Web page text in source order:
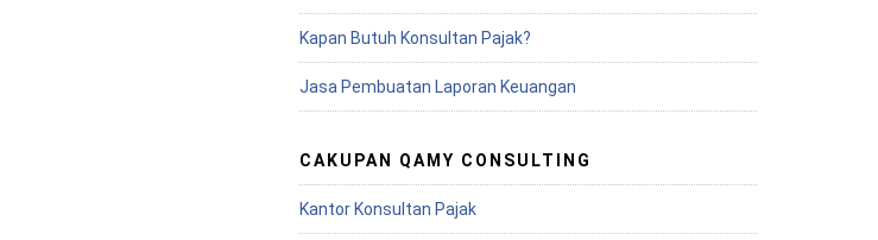
Kapan Butuh Konsultan Pajak?
Jasa Pembuatan Laporan Keuangan
CAKUPAN QAMY CONSULTING
Kantor Konsultan Pajak